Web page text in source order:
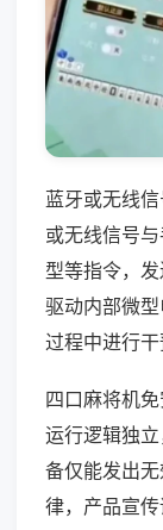
蓝牙或无线
或无线信号
型等指令，
驱动内部微
过程中进行干
四口麻将机
运行逻辑独
备仅能发出
律，产品宣